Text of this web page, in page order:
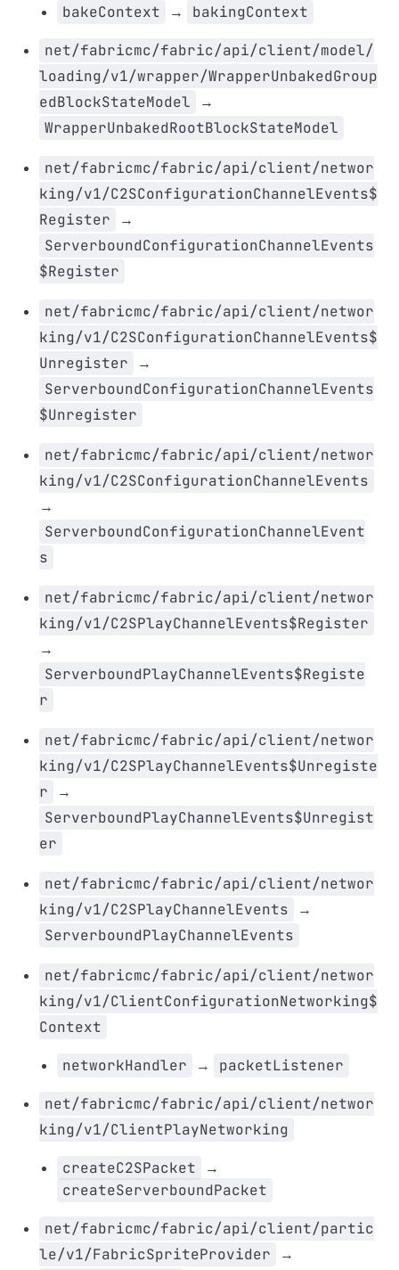
bakeContext → bakingContext
net/fabricmc/fabric/api/client/model/
loading/v1/wrapper/WrapperUnbakedGroup
edBlockStateModel
→
WrapperUnbakedRootBlockStateModel
net/fabricmc/fabric/api/client/networ
king/v1/C2SConfigurationChannelEvents$
Register
→
ServerboundConfigurationChannelEvents
$Register
net/fabricmc/fabric/api/client/networ
king/v1/C2SConfigurationChannelEvents$
Unregister
→
ServerboundConfigurationChannelEvents
$Unregister
net/fabricmc/fabric/api/client/networ
king/v1/C2SConfigurationChannelEvents
→
ServerboundConfigurationChannelEvent
s
net/fabricmc/fabric/api/client/networ
king/v1/C2SPlayChannelEvents$Register
→
ServerboundPlayChannelEvents$Registe
r
net/fabricmc/fabric/api/client/networ
king/v1/C2SPlayChannelEvents$Unregiste
r
→
ServerboundPlayChannelEvents$Unregist
er
net/fabricmc/fabric/api/client/networ
king/v1/C2SPlayChannelEvents
→
ServerboundPlayChannelEvents
net/fabricmc/fabric/api/client/networ
king/v1/ClientConfigurationNetworking$
Context
networkHandler → packetListener
net/fabricmc/fabric/api/client/networ
king/v1/ClientPlayNetworking
createC2SPacket →
createServerboundPacket
net/fabricmc/fabric/api/client/partic
le/v1/FabricSpriteProvider
→